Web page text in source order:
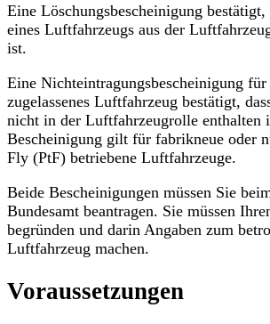
Eine Löschungsbescheinigung bestätigt,
eines Luftfahrzeugs aus der
ist.
Eine Nichteintragungsbescheinigung
zugelassenes Luftfahrzeug bestätigt,
nicht in der Luftfahrzeugrolle enthalten
Bescheinigung gilt für fabrikneue oder
Fly (PtF) betriebene Luftfahrzeuge.
Beide Bescheinigungen müssen Sie
Bundesamt beantragen. Sie müssen
begründen und darin Angaben zum
Luftfahrzeug machen.
Voraussetzungen